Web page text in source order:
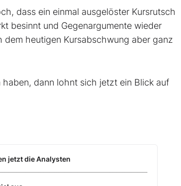
dass ein einmal ausgelöster Kursrutsch
besinnt und Gegenargumente wieder
heutigen Kursabschwung aber ganz
dann lohnt sich jetzt ein Blick auf
jetzt die Analysten